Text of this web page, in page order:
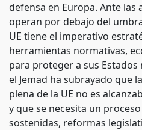
defensa en Europa. Ante las
operan por debajo del
UE tiene el imperativo
herramientas normativas,
para proteger a sus
el Jemad ha subrayado que
plena de la UE no es
y que se necesita un
sostenidas, reformas